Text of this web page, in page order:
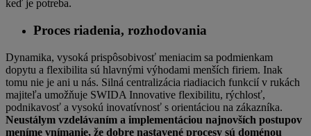
keď je potreba.
Proces riadenia, rozhodovania
Dynamika, vysoká prispôsobivosť meniacim sa podmienkam
dopytu a flexibilita sú hlavnými výhodami menších firiem. Inak
tomu nie je ani u nás. Silná centralizácia riadiacich funkcií v rukách
majiteľa umožňuje SWIDA Innovative flexibilitu, rýchlosť,
podnikavosť a vysokú inovatívnosť s orientáciou na zákazníka.
Neustálym vzdelávaním a implementáciou najnovších postupov
meníme vnímanie, že dobre nastavené procesy sú doménou